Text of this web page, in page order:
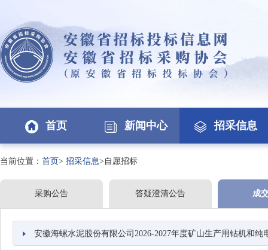
首页 新闻中心 招采信息
当前位置： 首页> 招采信息>自愿招标
采购公告 答疑澄清公告 成
安徽海螺水泥股份有限公司2026-2027年度矿山生产用钻机和纯